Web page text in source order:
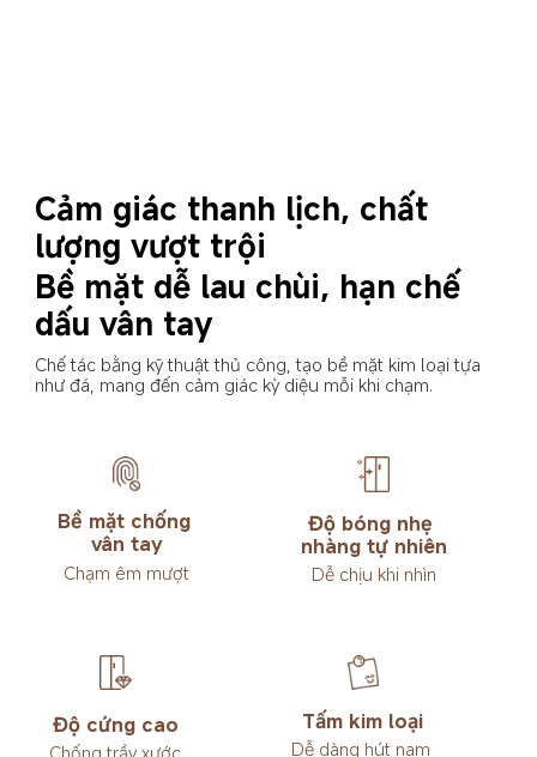
Cảm giác thanh lịch, chất
lượng vượt trội
Bề mặt dễ lau chùi, hạn chế
dấu vân tay
Chế tác bằng kỹ thuật thủ công, tạo bề mặt kim loại tựa
như đá, mang đến cảm giác kỳ diệu mỗi khi chạm.
Bề mặt chống
vân tay
Chạm êm mượt
Độ bóng nhẹ
nhàng tự nhiên
Dễ chịu khi nhìn
Độ cứng cao Tấm kim loại
Dễ dàng hút nam